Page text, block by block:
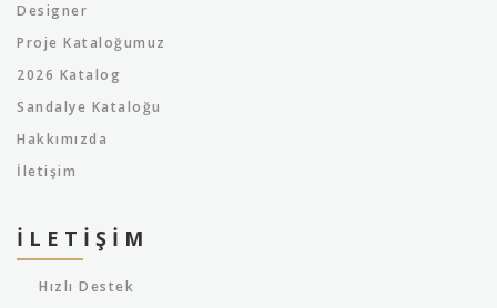
Designer
Proje Kataloğumuz
2026 Katalog
Sandalye Kataloğu
Hakkımızda
İletişim
İLETIŞIM
Hızlı Destek